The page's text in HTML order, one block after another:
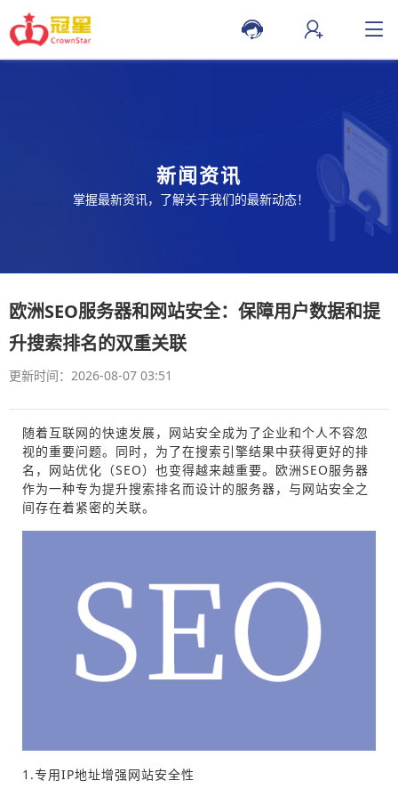
新闻资讯
掌握最新资讯，了解关于我们的最新动态！
欧洲SEO服务器和网站安全：保障用户数据和提
升搜索排名的双重关联
更新时间：2026-08-07 03:51
随着互联网的快速发展，网站安全成为了企业和个人不容忽
视的重要问题。同时，为了在搜索引擎结果中获得更好的排
名，网站优化（SEO）也变得越来越重要。欧洲SEO服务器
作为一种专为提升搜索排名而设计的服务器，与网站安全之
间存在着紧密的关联。
1.专用IP地址增强网站安全性